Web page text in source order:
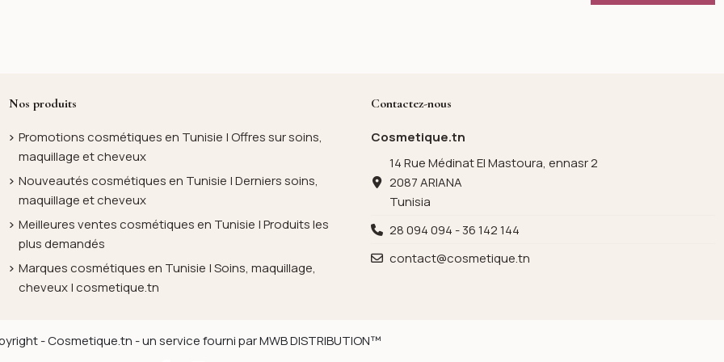
Nos produits
Promotions cosmétiques en Tunisie | Offres sur soins,
maquillage et cheveux
Nouveautés cosmétiques en Tunisie | Derniers soins,
maquillage et cheveux
Meilleures ventes cosmétiques en Tunisie | Produits les
plus demandés
Marques cosmétiques en Tunisie | Soins, maquillage,
cheveux | cosmetique.tn
Contactez-nous
Cosmetique.tn
14 Rue Médinat El Mastoura, ennasr 2
2087 ARIANA
Tunisia
28 094 094 - 36 142 144
contact@cosmetique.tn
- Cosmetique.tn - un service fourni par MWB DISTRIBUTION™